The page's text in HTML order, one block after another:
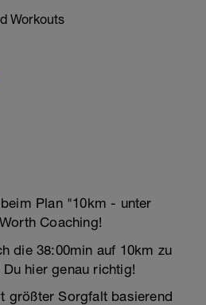
Workouts
Plan "10km - unter
Coaching!
die 38:00min auf 10km zu
hier genau richtig!
größter Sorgfalt basierend